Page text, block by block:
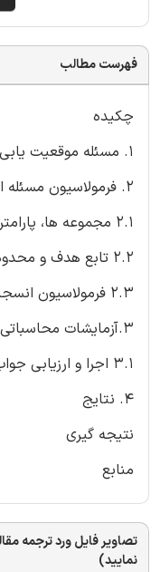
فهرست مطالب
چکیده
1. مسئله موقعیت یابی و اعزام آمبولانس
2. فرمولاسیون مسئله انسجام
2.1 مجموعه ها، پارامترها و متغیرهای تصمیم گیری
2.2 تابع هدف و محدودیت ها
2.3 فرمولاسیون انسجام دارای محدودیت عددی
3.آزمایشات محاسباتی
3.1 اجرا و ارزیابی جواب ها
4. نتایج
نتیجه گیری
منابع
تصاویر فایل ورد ترجمه
نمایید)